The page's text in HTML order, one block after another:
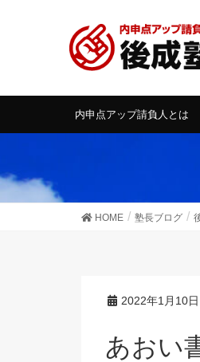
内申点アップ請負人とは
HOME 塾長ブログ
2022年1月10日
あおい書店豊川店さんで再展開していただいて